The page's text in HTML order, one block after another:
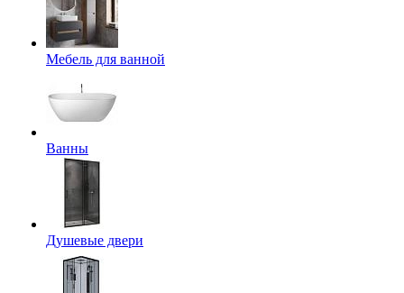
Мебель для ванной
Ванны
Душевые двери